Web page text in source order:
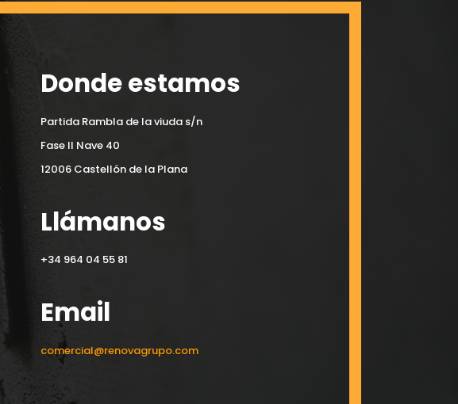
Donde estamos
Partida Rambla de la viuda s/n
Fase II Nave 40
12006 Castellón de la Plana
Llámanos
+34 964 04 55 81
Email
comercial@renovagrupo.com